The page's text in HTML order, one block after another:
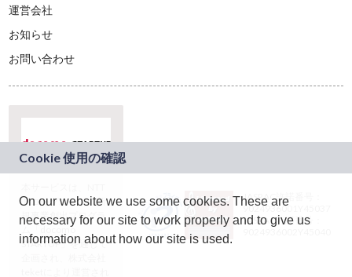
運営会社
お知らせ
お問い合わせ
ドコモグループの新
規事業創出プログラ
ム「docomo
STARTUP」を通じて
JASRAC許諾番号：
9024936001Y45037
JASRAC許諾番号：
On our website we use some cookies. These are
necessary for our site to work properly and to give us
information about how our site is used.